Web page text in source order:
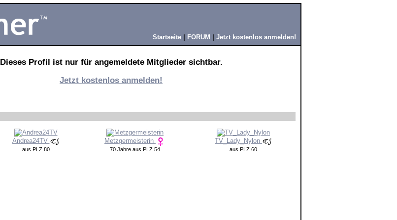
Startseite| FORUM Jetzt kostenlos anmelden!
Dieses Profil ist nur für angemeldete Mitglieder sichtbar.
Jetzt kostenlos anmelden!